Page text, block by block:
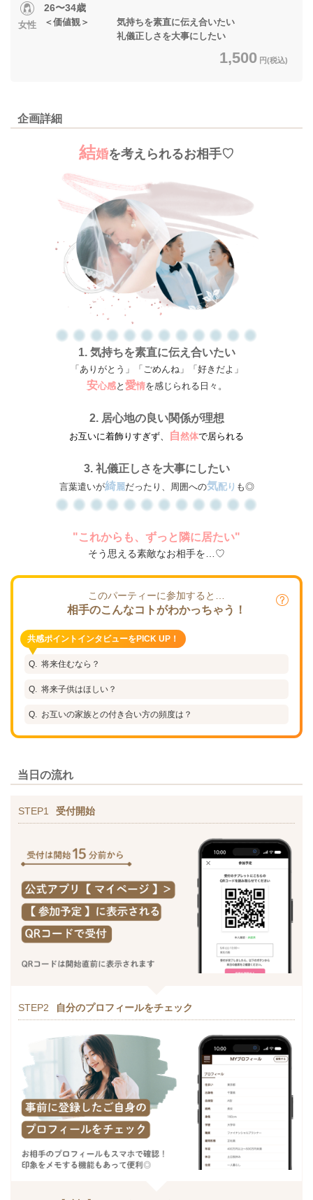
女性
26〜34歳
＜価値観＞ 気持ちを素直に伝え合いたい
礼儀正しさを大事にしたい
1,500 円(税込)
企画詳細
結婚を考えられるお相手♡
1. 気持ちを素直に伝え合いたい
「ありがとう」「ごめんね」「好きだよ」
安心感と 愛情を感じられる日々。
2. 居心地の良い関係が理想
お互いに着飾りすぎず、 自然体で居られる
3. 礼儀正しさを大事にしたい
言葉遣いが綺麗だったり、周囲への気配り も◎
"これからも、ずっと隣に居たい"
そう思える素敵なお相手を…♡
このパーティーに参加すると…
相手のこんなコトがわかっちゃう！
共感ポイントインタビューをPICK UP！
将来住むなら？
将来子供はほしい？
お互いの家族との付き合い方の頻度は？
当日の流れ
STEP1 受付開始
STEP2 自分のプロフィールをチェック